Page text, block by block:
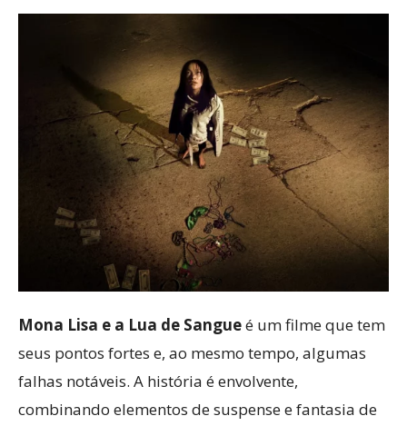
Mona Lisa e a Lua de Sangueé um filme que tem
seus pontos fortes e, ao mesmo tempo, algumas
falhas notáveis. A história é envolvente,
combinando elementos de suspense e fantasia de